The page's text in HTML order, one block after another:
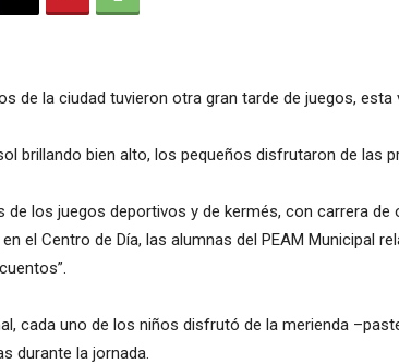
de la ciudad tuvieron otra gran tarde de juegos,
brillando bien alto, los pequeños disfrutaron de las
de los juegos deportivos y de kermés, con carrera de
el Centro de Día, las alumnas del PEAM Municipal
cada uno de los niños disfrutó de la merienda
durante la jornada.